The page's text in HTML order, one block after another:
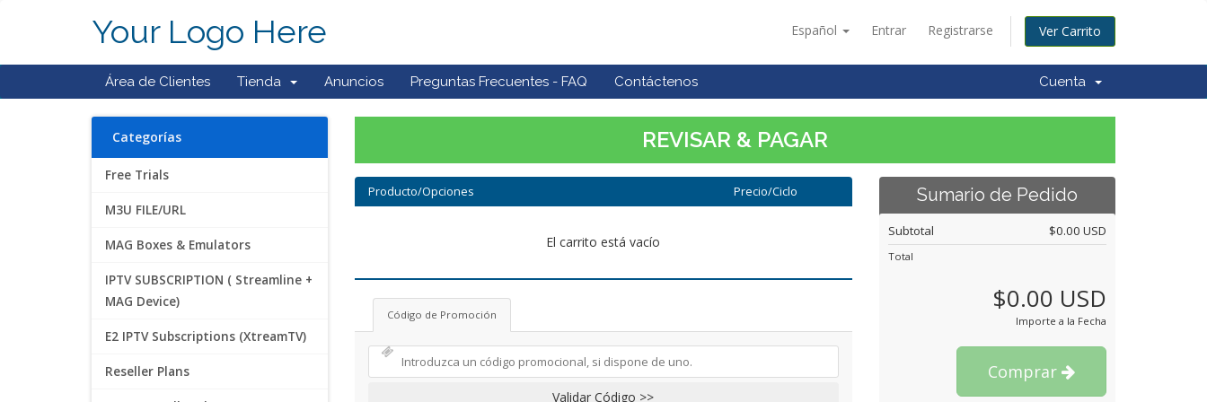
Español Entrar Registrarse Ver Carrito
Your Logo Here
Área de Clientes Tienda Anuncios Preguntas Frecuentes - FAQ Contáctenos Cuenta
REVISAR & PAGAR
Categorías
Free Trials
M3U FILE/URL
MAG Boxes & Emulators
IPTV SUBSCRIPTION ( Streamline +
MAG Device)
E2 IPTV Subscriptions (XtreamTV)
Reseller Plans
Producto/Opciones Precio/Ciclo
El carrito está vacío
Código de Promoción
Validar Código >>
Sumario de Pedido
Subtotal $0.00 USD
Total
$0.00 USD
Importe a la Fecha
Comprar